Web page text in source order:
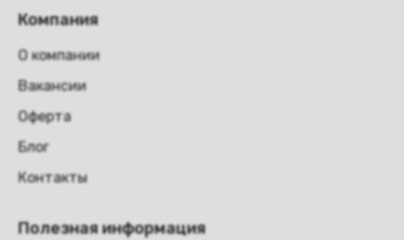
Компания
О компании
Вакансии
Оферта
Блог
Контакты
Полезная информация